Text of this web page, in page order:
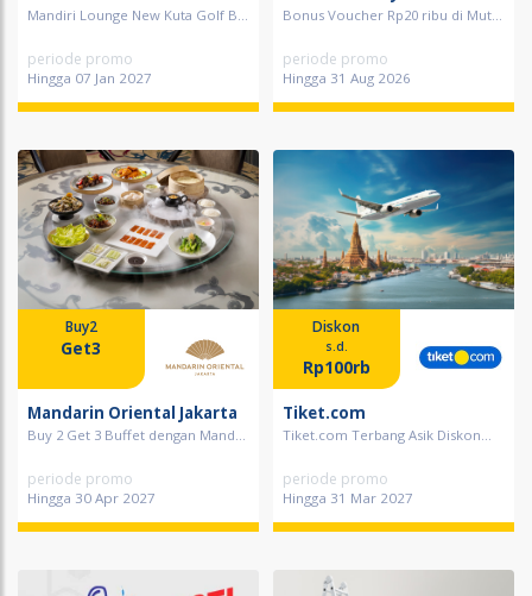
Mandiri Lounge New Kuta Golf B...
periode promo
Hingga 07 Jan 2027
Bonus Voucher Rp20 ribu di Mut...
periode promo
Hingga 31 Aug 2026
Buy2
Get3
Mandarin Oriental Jakarta
Buy 2 Get 3 Buffet dengan Mand...
periode promo
Hingga 30 Apr 2027
Diskon
s.d.
Rp100rb
Tiket.com
Tiket.com Terbang Asik Diskon...
periode promo
Hingga 31 Mar 2027